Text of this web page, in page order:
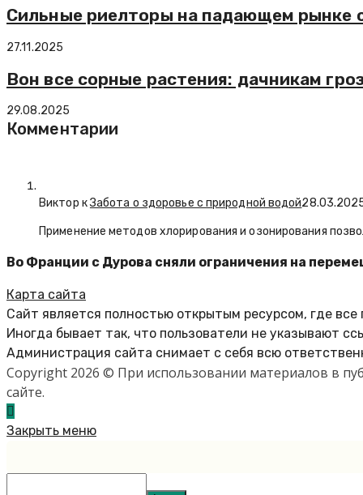
Сильные риелторы на падающем рынке
27.11.2025
Вон все сорные растения: дачникам
29.08.2025
Комментарии
Виктор кЗабота о здоровье с природной водой
Применение методов хлорирования и озонирования
Во Франции с Дурова сняли ограничения на
Карта сайта
Сайт является полностью открытым ресурсом, где
Иногда бывает так, что пользователи не указывают
Администрация сайта снимает с себя всю
Copyright 2026 © При использовании материалов в
сайте.
Закрыть меню